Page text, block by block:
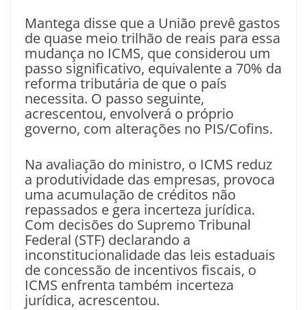
Mantega disse que a União prevê gastos
de quase meio trilhão de reais para essa
mudança no ICMS, que considerou um
passo significativo, equivalente a 70% da
reforma tributária de que o país
necessita. O passo seguinte,
acrescentou, envolverá o próprio
governo, com alterações no PIS/Cofins.
Na avaliação do ministro, o ICMS reduz
a produtividade das empresas, provoca
uma acumulação de créditos não
repassados e gera incerteza jurídica.
Com decisões do Supremo Tribunal
Federal (STF) declarando a
inconstitucionalidade das leis estaduais
de concessão de incentivos fiscais, o
ICMS enfrenta também incerteza
jurídica, acrescentou.